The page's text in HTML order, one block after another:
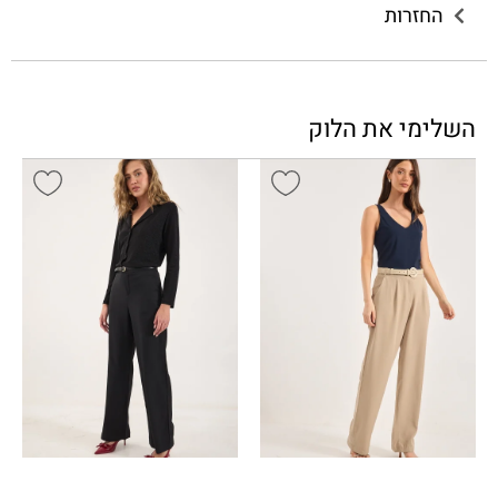
החזרות
השלימי את הלוק